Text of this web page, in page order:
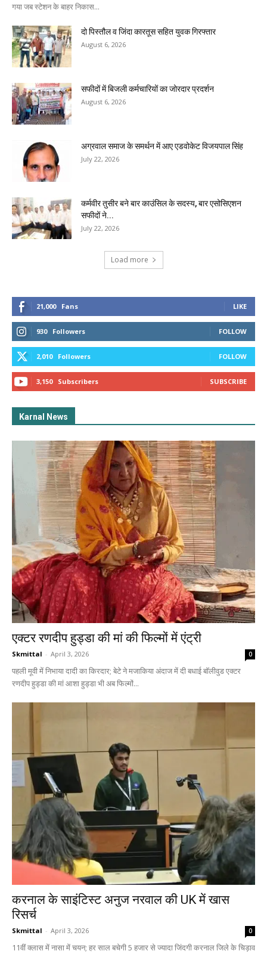
गया जब स्टेशन के बाहर निकास...
दो पिस्तौल व जिंदा कारतूस सहित युवक गिरफ्तार
August 6, 2026
सफीदों में बिजली कर्मचारियों का जोरदार प्रदर्शन
August 6, 2026
अग्रवाल समाज के समर्थन में आए एडवोकेट विजयपाल सिंह
July 22, 2026
कर्मवीर तुसीर बने बार काउंसिल के सदस्य, बार एसोसिएशन
सफीदों ने...
July 22, 2026
Load more
21,000 Fans LIKE
930 Followers FOLLOW
2,010 Followers FOLLOW
3,150 Subscribers SUBSCRIBE
Karnal News
एक्टर रणदीप हुड्डा की मां की फिल्मों में एंट्री
Skmittal - April 3, 2026 0
पहली मूवी में निभाया दादी का किरदार; बेटे ने मजाकिया अंदाज में दी बधाई बॉलीवुड एक्टर
रणदीप हुड्डा की मां आशा हुड्डा भी अब फिल्मों...
करनाल के साइंटिस्ट अनुज नरवाल की UK में खास
रिसर्च
Skmittal - April 3, 2026 0
11वीं क्लास में नासा में चयन; हर साल बचेगी 5 हजार से ज्यादा जिंदगी करनाल जिले के चिड़ाव